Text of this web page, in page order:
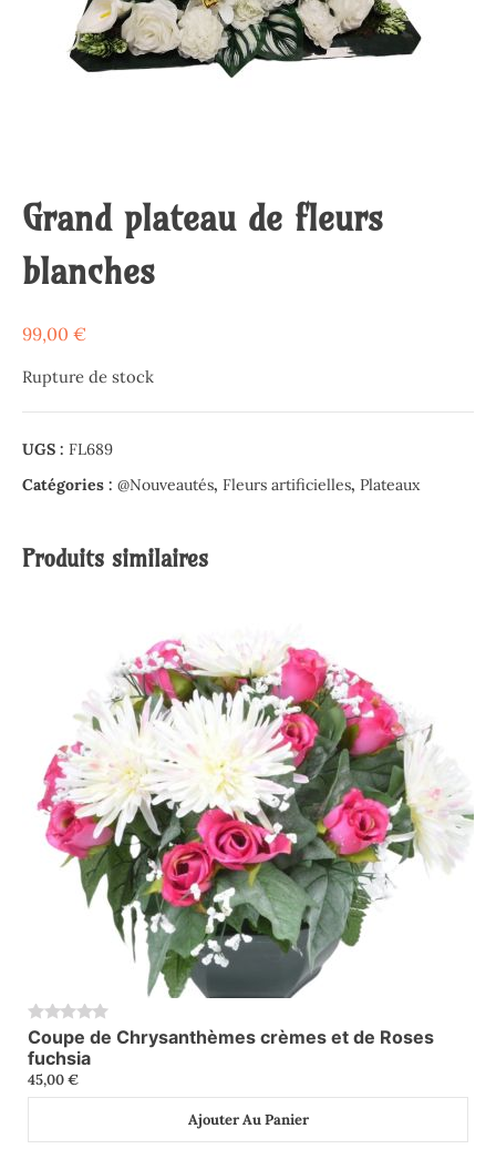
Grand plateau de fleurs
blanches
99,00 €
Rupture de stock
UGS : FL689
Catégories : @Nouveautés, Fleurs artificielles, Plateaux
Produits similaires
0
Coupe de Chrysanthèmes crèmes et de Roses
fuchsia
45,00€
Ajouter Au Panier